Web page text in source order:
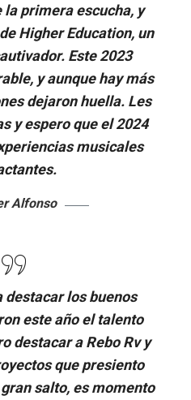
primera escucha, y
Higher Education, un
Este 2023
y aunque hay más
dejaron huella. Les
y espero que el 2024
musicales
Alfonso
destacar los buenos
este año el talento
destacar a Rebo Rv y
que presiento
salto, es momento